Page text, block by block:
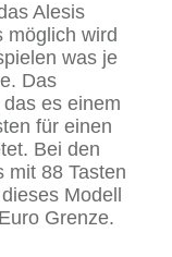
Alesis
möglich wird
was je
Das
es einem
für einen
Bei den
mit 88 Tasten
Modell
Grenze.